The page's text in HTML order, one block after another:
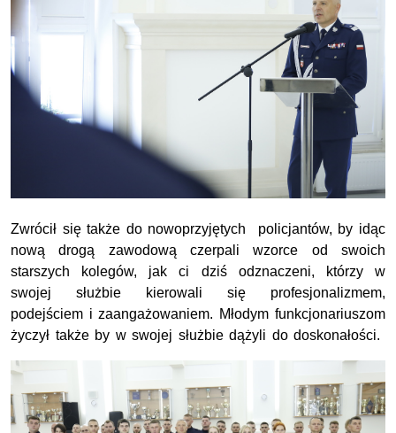
Zwrócił się także do nowoprzyjętych policjantów, by idąc
nową drogą zawodową czerpali wzorce od swoich
starszych kolegów, jak ci dziś odznaczeni, którzy w
swojej służbie kierowali się profesjonalizmem,
podejściem i zaangażowaniem. Młodym funkcjonariuszom
życzył także by w swojej służbie dążyli do doskonałości.